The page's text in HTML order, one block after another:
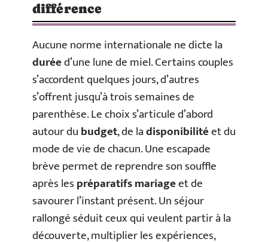
différence
Aucune norme internationale ne dicte la
duréed’une lune de miel. Certains couples
s’accordent quelques jours, d’autres
s’offrent jusqu’à trois semaines de
parenthèse. Le choix s’articule d’abord
autour dubudget, de ladisponibilitéet du
mode de vie de chacun. Une escapade
brève permet de reprendre son souffle
après lespréparatifs mariageet de
savourer l’instant présent. Un séjour
rallongé séduit ceux qui veulent partir à la
découverte, multiplier les expériences,